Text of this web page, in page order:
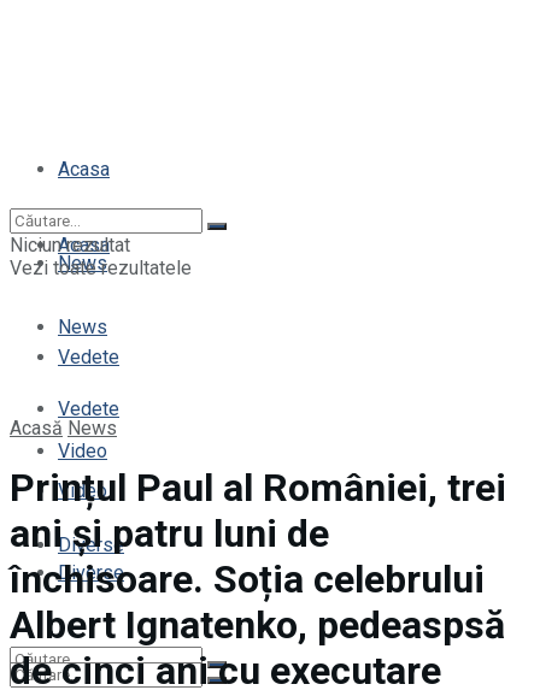
Acasa
News
Vedete
Video
Diverse
Acasa
News
Vedete
Video
Diverse
Niciun rezultat
Vezi toate rezultatele
Acasă News
Prințul Paul al României, trei
ani și patru luni de
închisoare. Soția celebrului
Albert Ignatenko, pedeaspsă
de cinci ani cu executare